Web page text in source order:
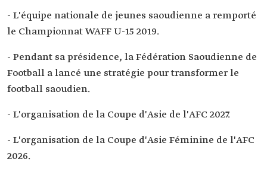
- L'équipe nationale de jeunes saoudienne a remporté
le Championnat WAFF U-15 2019.
- Pendant sa présidence, la Fédération Saoudienne de
Football a lancé une stratégie pour transformer le
football saoudien.
- L'organisation de la Coupe d'Asie de l'AFC 2027.
- L'organisation de la Coupe d'Asie Féminine de l'AFC
2026.